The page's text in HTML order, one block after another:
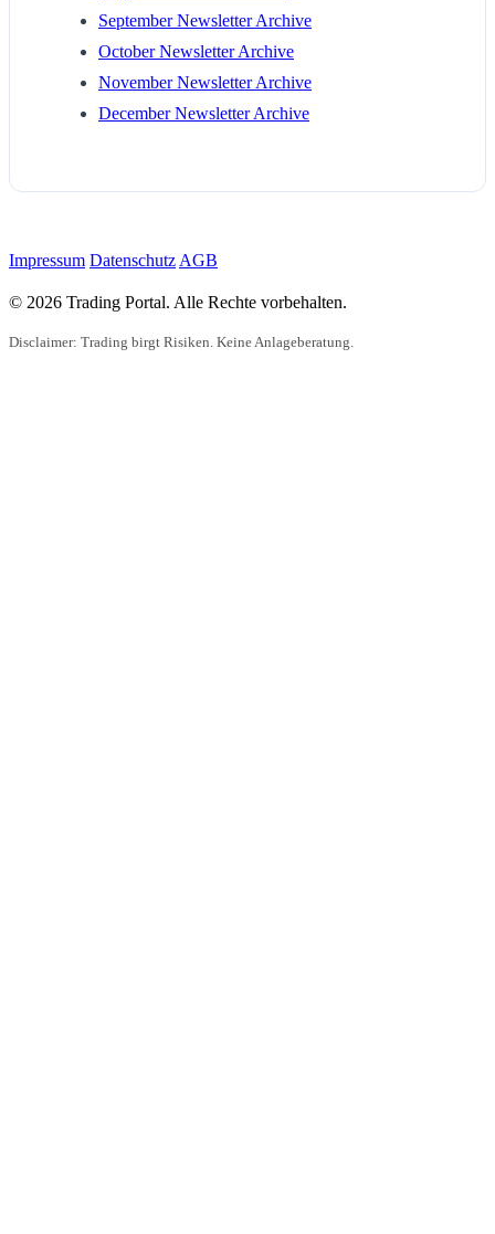
September Newsletter Archive
October Newsletter Archive
November Newsletter Archive
December Newsletter Archive
Impressum Datenschutz AGB
© 2026 Trading Portal. Alle Rechte vorbehalten.
Disclaimer: Trading birgt Risiken. Keine Anlageberatung.